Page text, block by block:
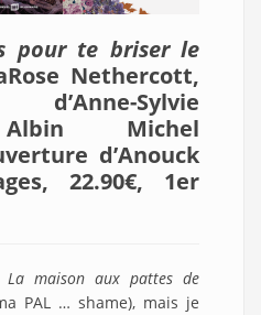
pour te briser le
Nethercott,
Sylvie
Michel
d’Anouck
22.90€, 1er
La maison aux pattes de
PAL … shame), mais je